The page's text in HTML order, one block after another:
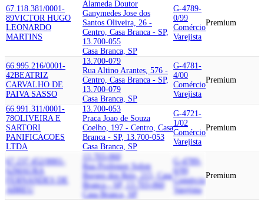
67.118.381/0001-
89VICTOR HUGO
LEONARDO
MARTINS
Alameda Doutor
Ganymedes Jose dos
Santos Oliveira, 26 -
Centro, Casa Branca - SP,
13.700-055
Casa Branca, SP
G-4789-
0/99
Comércio
Varejista
Premium
66.995.216/0001-
42BEATRIZ
CARVALHO DE
PAIVA SASSO
13.700-079
Rua Altino Arantes, 576 -
Centro, Casa Branca - SP,
13.700-079
Casa Branca, SP
G-4781-
4/00
Comércio
Varejista
Premium
66.991.311/0001-
78OLIVEIRA E
SARTORI
PANIFICACOES
LTDA
13.700-053
Praca Joao de Souza
Coelho, 197 - Centro, Casa
Branca - SP, 13.700-053
Casa Branca, SP
G-4721-
1/02
Comércio
Varejista
Premium
67.237.452/0001-
62 MAURA
FERNANDES DE
ABREU
13.703-060
Rua Professor Solon
Borges dos Reis, 215, Casa
Branca - SP, 13.703-060
Casa Branca, SP
G-4789-
Comércio
Varejista
Premium